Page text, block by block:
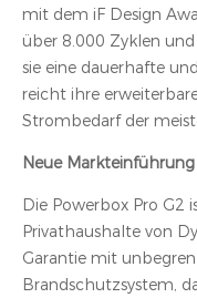
mit dem iF Design
über 8.000 Zyklen
sie eine dauerhafte
reicht ihre
Strombedarf der
Neue Markteinführung
Die Powerbox Pro G2
Privathaushalte von
Garantie mit
Brandschutzsystem,